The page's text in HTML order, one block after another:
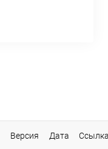
Версия Дата